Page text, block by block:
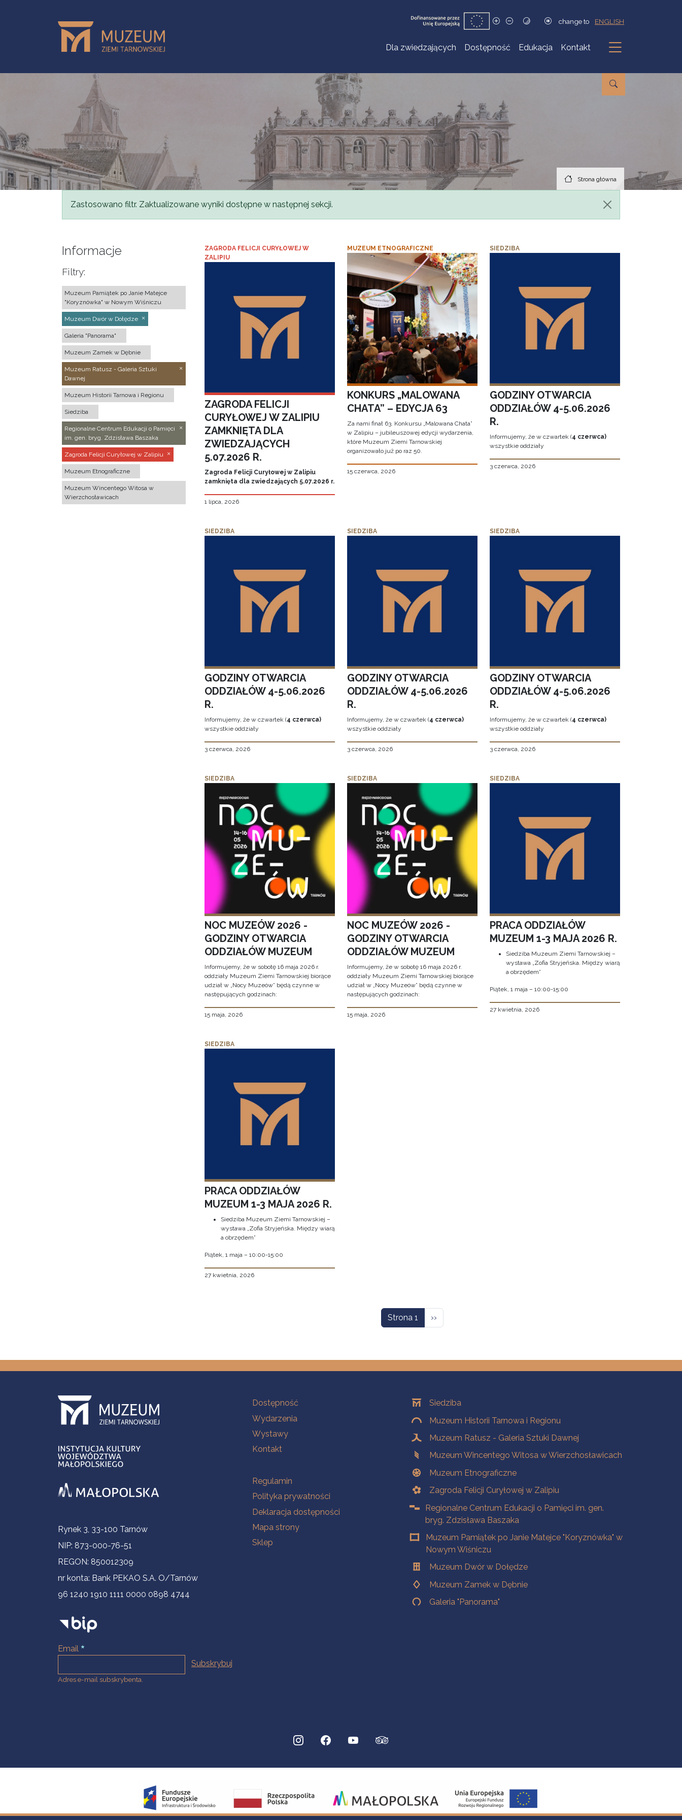
change to ENGLISH
Dla zwiedzających Dostępność Edukacja Kontakt
Podmenu
Strona główna
Komunikat
Zastosowano filtr. Zaktualizowane wyniki dostępne w następnej sekcji.
Informacje
Filtry:
Muzeum Pamiątek po Janie Matejce
"Koryznówka" w Nowym Wiśniczu
Muzeum Dwór w Dołędze
Galeria "Panorama"
Muzeum Zamek w Dębnie
Muzeum Ratusz - Galeria Sztuki
Dawnej
Muzeum Historii Tarnowa i Regionu
Siedziba
Regionalne Centrum Edukacji o Pamięci
im. gen. bryg. Zdzisława Baszaka
Zagroda Felicji Curyłowej w Zalipiu
Muzeum Etnograficzne
Muzeum Wincentego Witosa w
Wierzchosławicach
ZAGRODA FELICJI CURYŁOWEJ W
ZALIPIU
ZAGRODA FELICJI
CURYŁOWEJ W ZALIPIU
ZAMKNIĘTA DLA
ZWIEDZAJĄCYCH
5.07.2026 R.
Zagroda Felicji Curyłowej w Zalipiu
zamknięta dla zwiedzających 5.07.2026 r.
1 lipca, 2026
MUZEUM ETNOGRAFICZNE
KONKURS „MALOWANA
CHATA” – EDYCJA 63
Za nami finał 63. Konkursu „Malowana Chata”
w Zalipiu – jubileuszowej edycji wydarzenia,
które Muzeum Ziemi Tarnowskiej
organizowało już po raz 50.
15 czerwca, 2026
SIEDZIBA
GODZINY OTWARCIA
ODDZIAŁÓW 4-5.06.2026
R.
Informujemy, że w czwartek (4 czerwca)
wszystkie oddziały
3 czerwca, 2026
SIEDZIBA
GODZINY OTWARCIA
ODDZIAŁÓW 4-5.06.2026
R.
Informujemy, że w czwartek (4 czerwca)
wszystkie oddziały
3 czerwca, 2026
SIEDZIBA
GODZINY OTWARCIA
ODDZIAŁÓW 4-5.06.2026
R.
Informujemy, że w czwartek (4 czerwca)
wszystkie oddziały
3 czerwca, 2026
SIEDZIBA
GODZINY OTWARCIA
ODDZIAŁÓW 4-5.06.2026
R.
Informujemy, że w czwartek (4 czerwca)
wszystkie oddziały
3 czerwca, 2026
SIEDZIBA
NOC MUZEÓW 2026 -
GODZINY OTWARCIA
ODDZIAŁÓW MUZEUM
Informujemy, że w sobotę 16 maja 2026 r.
oddziały Muzeum Ziemi Tarnowskiej biorące
udział w „Nocy Muzeów” będą czynne w
następujących godzinach:
15 maja, 2026
SIEDZIBA
NOC MUZEÓW 2026 -
GODZINY OTWARCIA
ODDZIAŁÓW MUZEUM
Informujemy, że w sobotę 16 maja 2026 r.
oddziały Muzeum Ziemi Tarnowskiej biorące
udział w „Nocy Muzeów” będą czynne w
następujących godzinach:
15 maja, 2026
SIEDZIBA
PRACA ODDZIAŁÓW
MUZEUM 1-3 MAJA 2026 R.
Siedziba Muzeum Ziemi Tarnowskiej –
wystawa „Zofia Stryjeńska. Między wiarą
a obrzędem”
Piątek, 1 maja – 10:00-15:00
27 kwietnia, 2026
SIEDZIBA
PRACA ODDZIAŁÓW
MUZEUM 1-3 MAJA 2026 R.
Siedziba Muzeum Ziemi Tarnowskiej –
wystawa „Zofia Stryjeńska. Między wiarą
a obrzędem”
Piątek, 1 maja – 10:00-15:00
27 kwietnia, 2026
Strona 1 Następna strona
››
Informacje kontaktowe
Rynek 3, 33-100 Tarnów
NIP: 873-000-76-51
REGON: 850012309
nr konta: Bank PEKAO S.A. O/Tarnów
96 1240 1910 1111 0000 0898 4744
Email
Adres e-mail subskrybenta.
Na skróty
Dostępność
Wydarzenia
Wystawy
Kontakt
Na skróty
Regulamin
Polityka prywatności
Deklaracja dostępności
Mapa strony
Sklep
OddziałySiedziba
Muzeum Historii Tarnowa i Regionu
Muzeum Ratusz - Galeria Sztuki Dawnej
Muzeum Wincentego Witosa w Wierzchosławicach
Muzeum Etnograficzne
Zagroda Felicji Curyłowej w Zalipiu
Regionalne Centrum Edukacji o Pamięci im. gen.
bryg. Zdzisława Baszaka
Muzeum Pamiątek po Janie Matejce "Koryznówka" w
Nowym Wiśniczu
Muzeum Dwór w Dołędze
Muzeum Zamek w Dębnie
Galeria "Panorama"